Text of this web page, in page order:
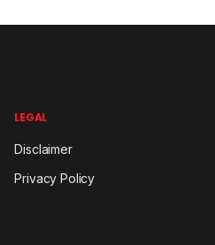
LEGAL
Disclaimer
Privacy Policy